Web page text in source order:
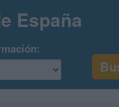
España